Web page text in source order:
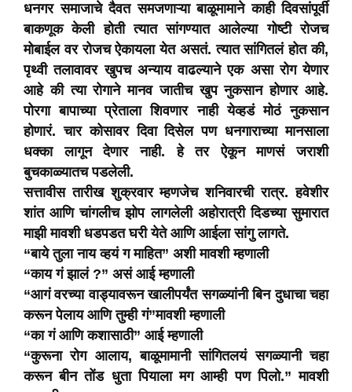
धनगर समाजाचे दैवत समजणाऱ्या बाळूमामाने काही दिवसांपूर्वी
बाकणूक केली होती त्यात सांगण्यात आलेल्या गोष्टी रोजच
मोबाईल वर रोजच ऐकायला येत असतं. त्यात सांगितलं होत की,
पृथ्वी तलावावर खुपच अन्याय वाढल्याने एक असा रोग येणार
आहे की त्या रोगाने मानव जातीच खुप नुकसान होणार आहे.
पोरगा बापाच्या प्रेताला शिवणार नाही येव्हडं मोठं नुकसान
होणारं. चार कोसावर दिवा दिसेल पण धनगाराच्या मानसाला
धक्का लागून देणार नाही. हे तर ऐकून माणसं जराशी
बुचकाळ्यातच पडलेली.
सत्तावीस तारीख शुक्रवार म्हणजेच शनिवारची रात्र. हवेशीर
शांत आणि चांगलीच झोप लागलेली अहोरात्री दिडच्या सुमारात
माझी मावशी धडपडत घरी येते आणि आईला सांगु लागते.
“बाये तुला नाय व्हयं ग माहित” अशी मावशी म्हणाली
“काय गं झालं ?” असं आई म्हणाली
“आगं वरच्या वाड्यावरून खालीपर्यंत सगळ्यांनी बिन दुधाचा चहा
करून पेलाय आणि तुम्ही गं”मावशी म्हणाली
“का गं आणि कशासाठी” आई म्हणाली
“कुरूना रोग आलाय, बाळूमामानी सांगितलयं सगळ्यानी चहा
करून बीन तोंड धुता पियाला मग आम्ही पण पिलो.” मावशी